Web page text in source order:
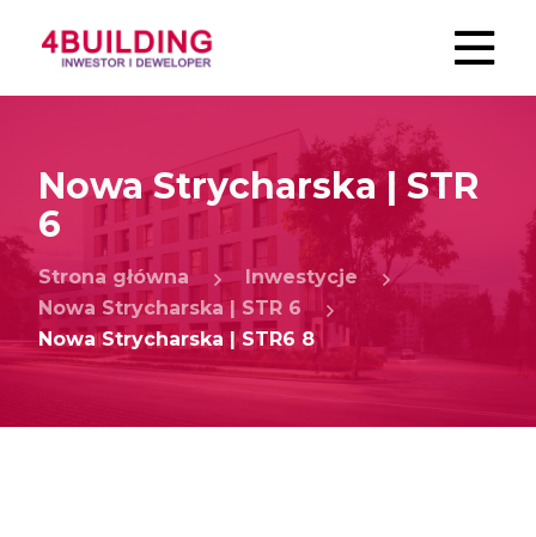
Nowa Strycharska | STR
6
Strona główna
Inwestycje
Nowa Strycharska | STR 6
Nowa Strycharska | STR6 8